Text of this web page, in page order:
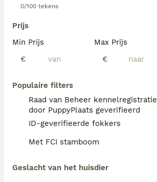
0/100 tekens
Prijs
Min Prijs
€
Max Prijs
€
Populaire filters
Raad van Beheer kennelregistratie
door PuppyPlaats geverifieerd
ID-geverifieerde fokkers
Met FCI stamboom
Geslacht van het huisdier